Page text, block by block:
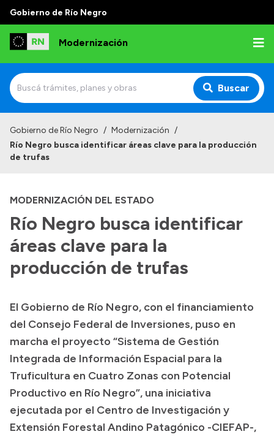
Gobierno de Río Negro
Modernización
Buscar
Institucional
Misión y Visión
Normativa
Transparencia
Boletín Oficial
Compras y licitaciones
Consulta de expedientes
Consulta de pago a proveedores
Convocatorias
Intranet
Gobierno de Río Negro / Modernización /
Río Negro busca identificar áreas clave para la producción
de trufas
MODERNIZACIÓN DEL ESTADO
Río Negro busca identificar
áreas clave para la
producción de trufas
El Gobierno de Río Negro, con el financiamiento
del Consejo Federal de Inversiones, puso en
marcha el proyecto “Sistema de Gestión
Integrada de Información Espacial para la
Truficultura en Cuatro Zonas con Potencial
Productivo en Río Negro”, una iniciativa
ejecutada por el Centro de Investigación y
Extensión Forestal Andino Patagónico -CIEFAP-,